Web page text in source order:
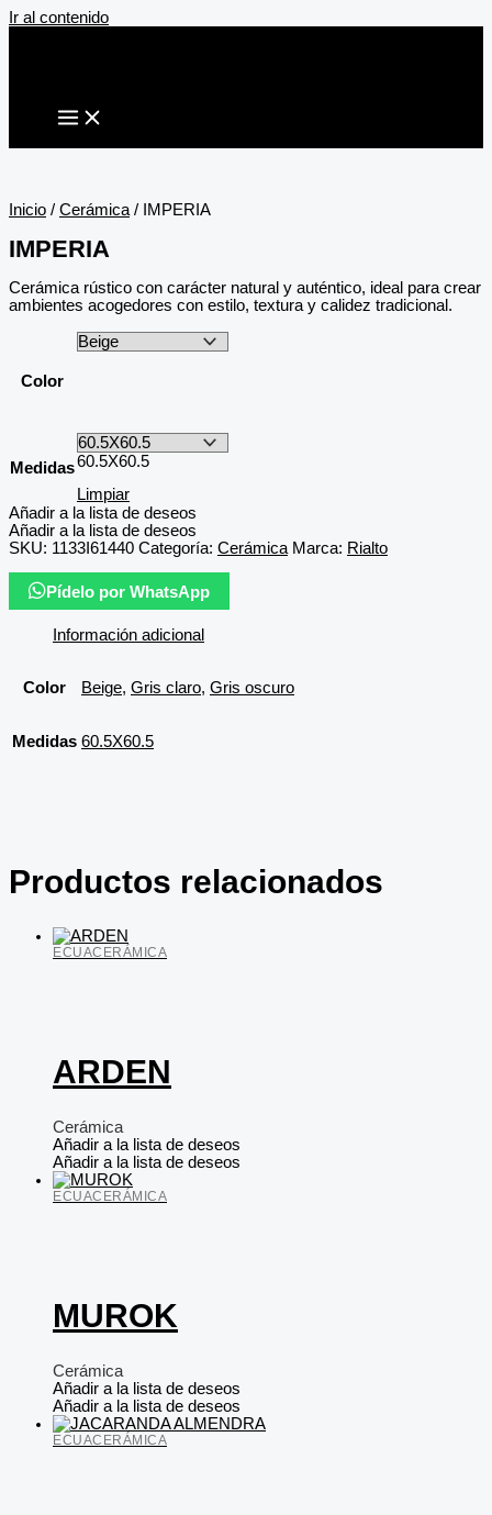
Ir al contenido
Inicio / Cerámica / IMPERIA
IMPERIA
Cerámica rústico con carácter natural y auténtico, ideal para crear
ambientes acogedores con estilo, textura y calidez tradicional.
Color
Medidas60.5X60.5
Limpiar
Añadir a la lista de deseos
Añadir a la lista de deseos
SKU: 1133I61440 Categoría: Cerámica Marca: Rialto
Pídelo por WhatsApp
Información adicional
Color Beige, Gris claro, Gris oscuro
Medidas 60.5X60.5
Productos relacionados
ECUACERÁMICA
ARDEN
Cerámica
Añadir a la lista de deseos
Añadir a la lista de deseos
ECUACERÁMICA
MUROK
Cerámica
Añadir a la lista de deseos
Añadir a la lista de deseos
ECUACERÁMICA